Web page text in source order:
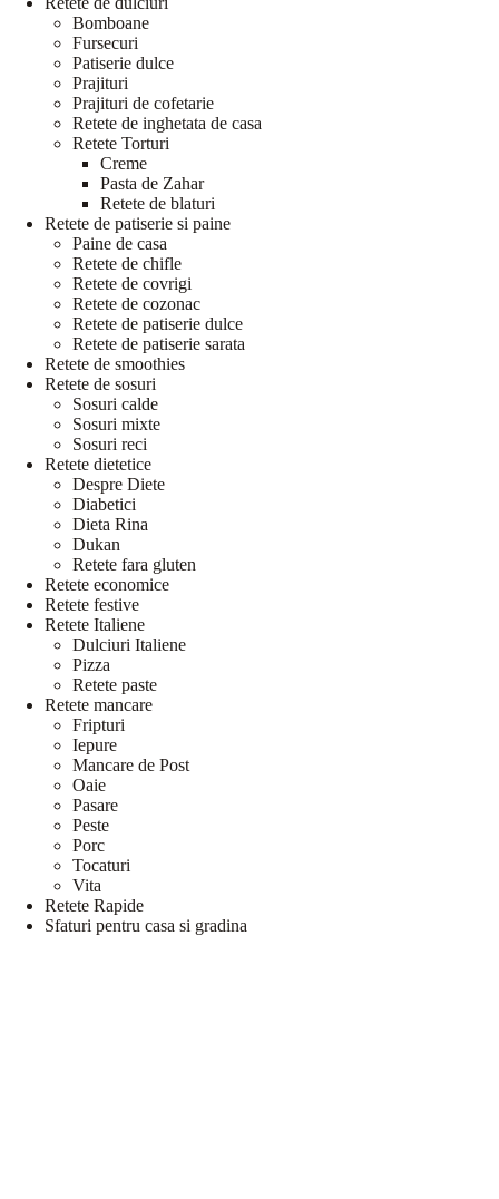
Bomboane
Fursecuri
Patiserie dulce
Prajituri
Prajituri de cofetarie
Retete de inghetata de casa
Retete Torturi
Creme
Pasta de Zahar
Retete de blaturi
Retete de patiserie si paine
Paine de casa
Retete de chifle
Retete de covrigi
Retete de cozonac
Retete de patiserie dulce
Retete de patiserie sarata
Retete de smoothies
Retete de sosuri
Sosuri calde
Sosuri mixte
Sosuri reci
Retete dietetice
Despre Diete
Diabetici
Dieta Rina
Dukan
Retete fara gluten
Retete economice
Retete festive
Retete Italiene
Dulciuri Italiene
Pizza
Retete paste
Retete mancare
Fripturi
Iepure
Mancare de Post
Oaie
Pasare
Peste
Porc
Tocaturi
Vita
Retete Rapide
Sfaturi pentru casa si gradina